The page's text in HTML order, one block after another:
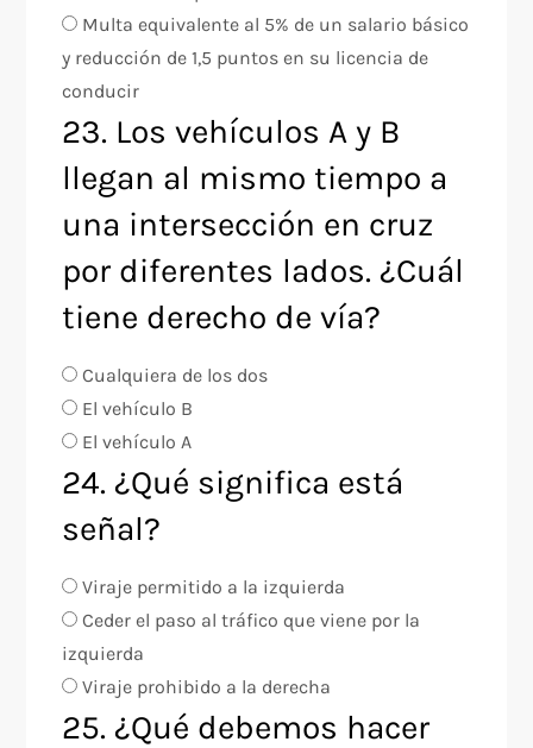
Multa equivalente al 5% de un salario básico
y reducción de 1,5 puntos en su licencia de
conducir
23. Los vehículos A y B
llegan al mismo tiempo a
una intersección en cruz
por diferentes lados. ¿Cuál
tiene derecho de vía?
Cualquiera de los dos
El vehículo B
El vehículo A
24. ¿Qué significa está
señal?
Viraje permitido a la izquierda
Ceder el paso al tráfico que viene por la
izquierda
Viraje prohibido a la derecha
25. ¿Qué debemos hacer